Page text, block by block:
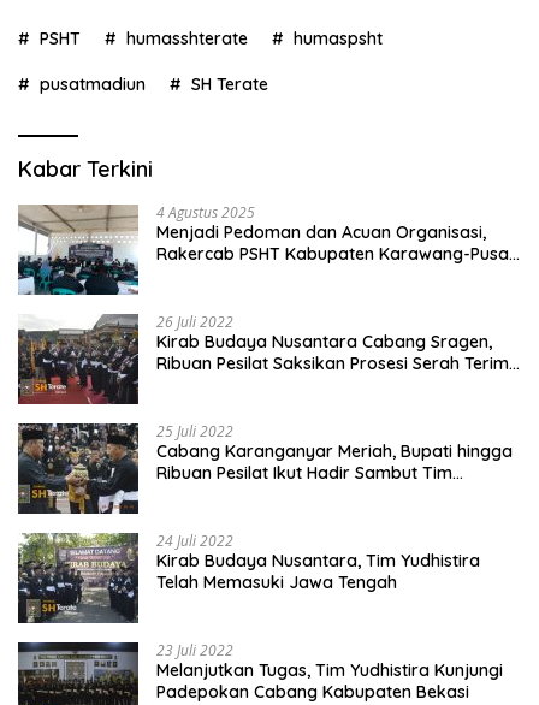
PSHT humasshterate humaspsht
pusatmadiun SH Terate
Kabar Terkini
4 Agustus 2025
Menjadi Pedoman dan Acuan Organisasi,
Rakercab PSHT Kabupaten Karawang-Pusat
26 Juli 2022
Kirab Budaya Nusantara Cabang Sragen,
Ribuan Pesilat Saksikan Prosesi Serah Terima
25 Juli 2022
Cabang Karanganyar Meriah, Bupati hingga
Ribuan Pesilat Ikut Hadir Sambut Tim
24 Juli 2022
Kirab Budaya Nusantara, Tim Yudhistira
Telah Memasuki Jawa Tengah
23 Juli 2022
Melanjutkan Tugas, Tim Yudhistira Kunjungi
Padepokan Cabang Kabupaten Bekasi